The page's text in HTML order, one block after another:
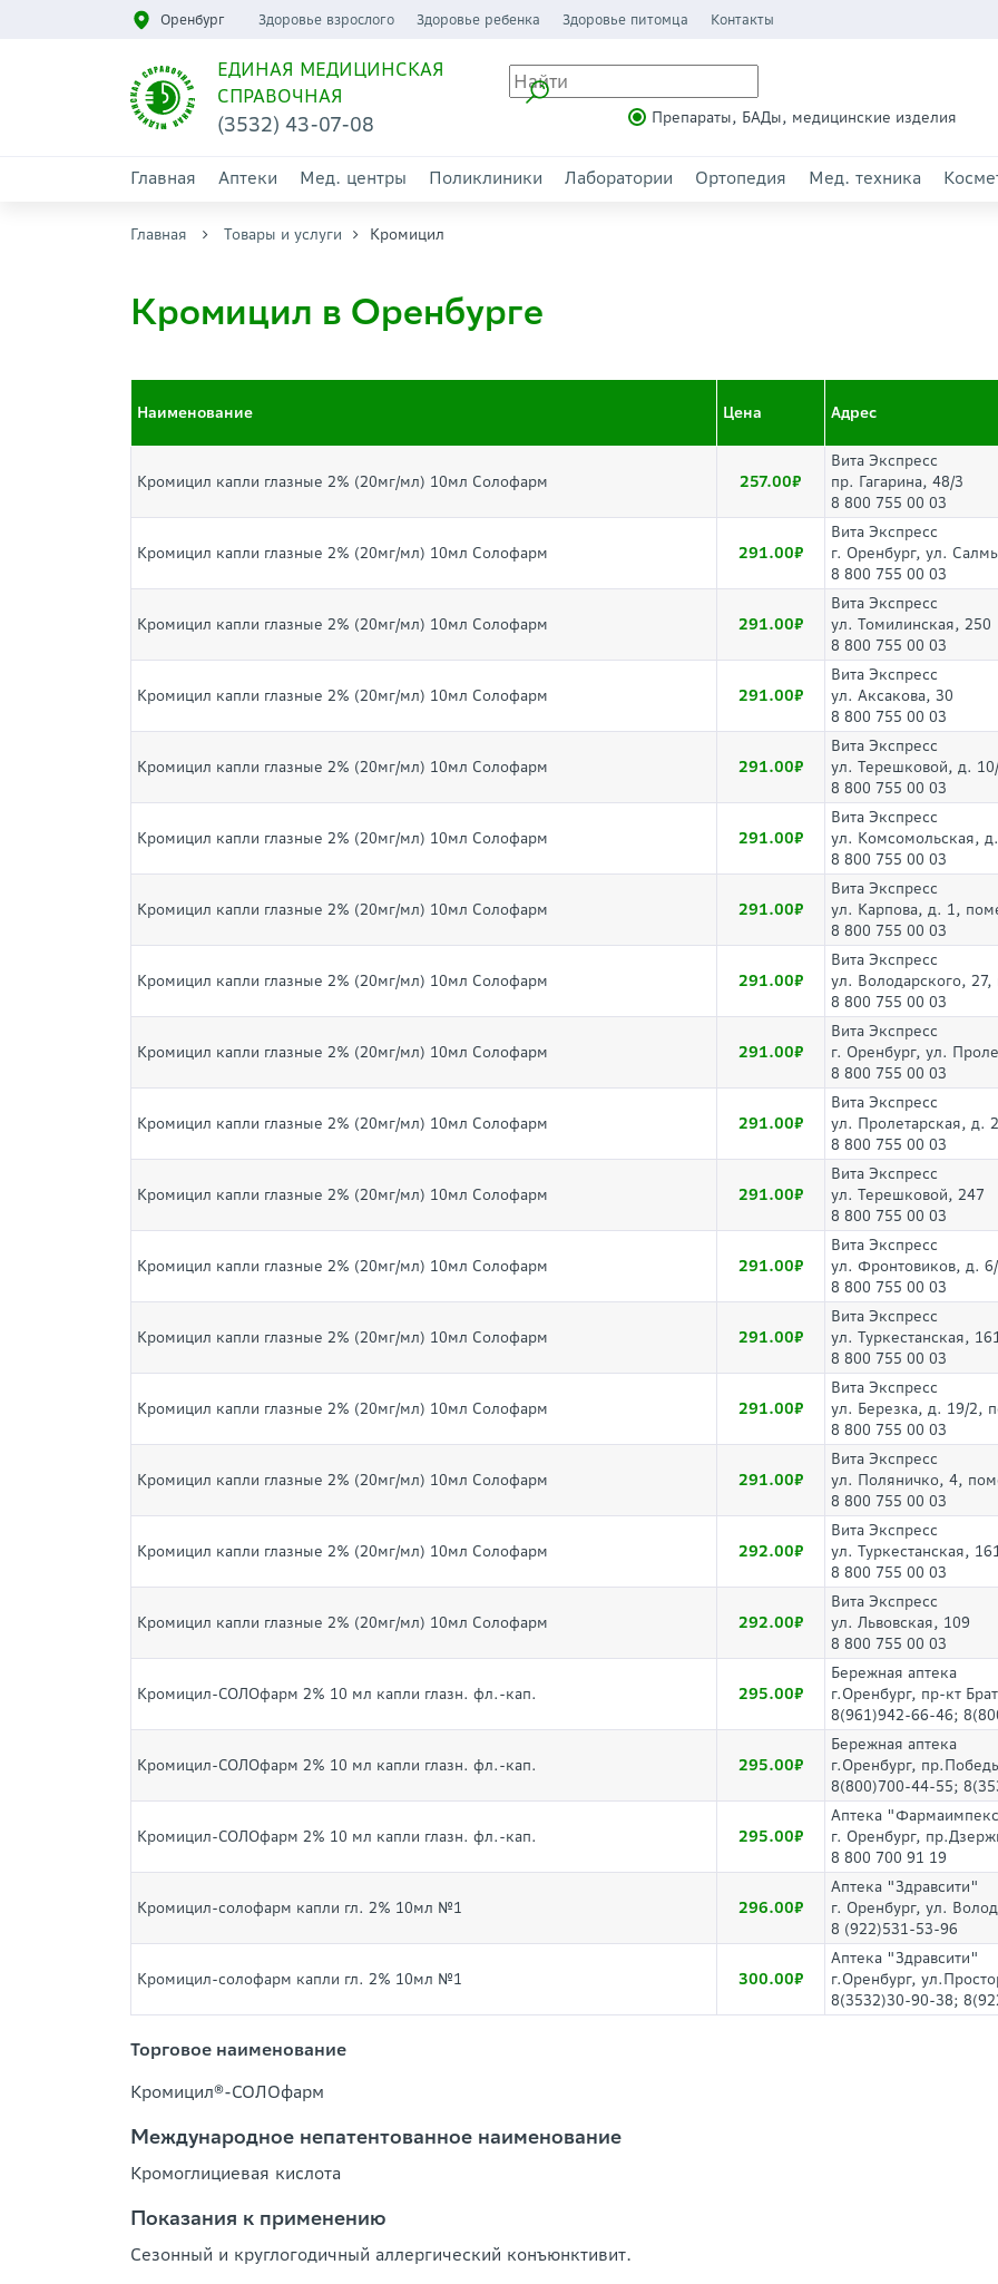
Оренбург Здоровье взрослого Здоровье ребенка Здоровье питомца Контакты
ЕДИНАЯ МЕДИЦИНСКАЯ
СПРАВОЧНАЯ
(3532) 43-07-08 Препараты, БАДы, медицинские изделия
Главная Аптеки Мед. центры Поликлиники Лаборатории Ортопедия Мед. техника
Главная Товары и услуги Кромицил
Кромицил в Оренбурге
Наименование Цена Адрес
Кромицил капли глазные 2% (20мг/мл) 10мл Солофарм 257.00
Вита Экспресс
пр. Гагарина, 48/3
8 800 755 00 03
Кромицил капли глазные 2% (20мг/мл) 10мл Солофарм 291.00
Вита Экспресс
г. Оренбург, ул.
8 800 755 00 03
Кромицил капли глазные 2% (20мг/мл) 10мл Солофарм 291.00
Вита Экспресс
ул. Томилинская, 250
8 800 755 00 03
Кромицил капли глазные 2% (20мг/мл) 10мл Солофарм 291.00
Вита Экспресс
ул. Аксакова, 30
8 800 755 00 03
Кромицил капли глазные 2% (20мг/мл) 10мл Солофарм 291.00
Вита Экспресс
ул. Терешковой, д.
8 800 755 00 03
Кромицил капли глазные 2% (20мг/мл) 10мл Солофарм 291.00
Вита Экспресс
ул. Комсомольская,
8 800 755 00 03
Кромицил капли глазные 2% (20мг/мл) 10мл Солофарм 291.00
Вита Экспресс
ул. Карпова, д. 1,
8 800 755 00 03
Кромицил капли глазные 2% (20мг/мл) 10мл Солофарм 291.00
Вита Экспресс
ул. Володарского,
8 800 755 00 03
Кромицил капли глазные 2% (20мг/мл) 10мл Солофарм 291.00
Вита Экспресс
г. Оренбург, ул.
8 800 755 00 03
Кромицил капли глазные 2% (20мг/мл) 10мл Солофарм 291.00
Вита Экспресс
ул. Пролетарская, д.
8 800 755 00 03
Кромицил капли глазные 2% (20мг/мл) 10мл Солофарм 291.00
Вита Экспресс
ул. Терешковой, 247
8 800 755 00 03
Кромицил капли глазные 2% (20мг/мл) 10мл Солофарм 291.00
Вита Экспресс
ул. Фронтовиков, д.
8 800 755 00 03
Кромицил капли глазные 2% (20мг/мл) 10мл Солофарм 291.00
Вита Экспресс
ул. Туркестанская,
8 800 755 00 03
Кромицил капли глазные 2% (20мг/мл) 10мл Солофарм 291.00
Вита Экспресс
ул. Березка, д. 19/2,
8 800 755 00 03
Кромицил капли глазные 2% (20мг/мл) 10мл Солофарм 291.00
Вита Экспресс
ул. Поляничко, 4,
8 800 755 00 03
Кромицил капли глазные 2% (20мг/мл) 10мл Солофарм 292.00
Вита Экспресс
ул. Туркестанская,
8 800 755 00 03
Кромицил капли глазные 2% (20мг/мл) 10мл Солофарм 292.00
Вита Экспресс
ул. Львовская, 109
8 800 755 00 03
Кромицил-СОЛОфарм 2% 10 мл капли глазн. фл.-кап. 295.00
Бережная аптека
г.Оренбург, пр-кт
8(961)942-66-46;
Кромицил-СОЛОфарм 2% 10 мл капли глазн. фл.-кап. 295.00
Бережная аптека
г.Оренбург,
8(800)700-44-55;
Кромицил-СОЛОфарм 2% 10 мл капли глазн. фл.-кап. 295.00
Аптека
г. Оренбург,
8 800 700 91 19
Кромицил-солофарм капли гл. 2% 10мл №1 296.00
Аптека "Здравсити"
г. Оренбург, ул.
8 (922)531-53-96
Кромицил-солофарм капли гл. 2% 10мл №1 300.00
Аптека "Здравсити"
г.Оренбург,
8(3532)30-90-38;
Торговое наименование
Кромицил®-СОЛОфарм
Международное непатентованное наименование
Кромоглициевая кислота
Показания к применению
Сезонный и круглогодичный аллергический конъюнктивит.